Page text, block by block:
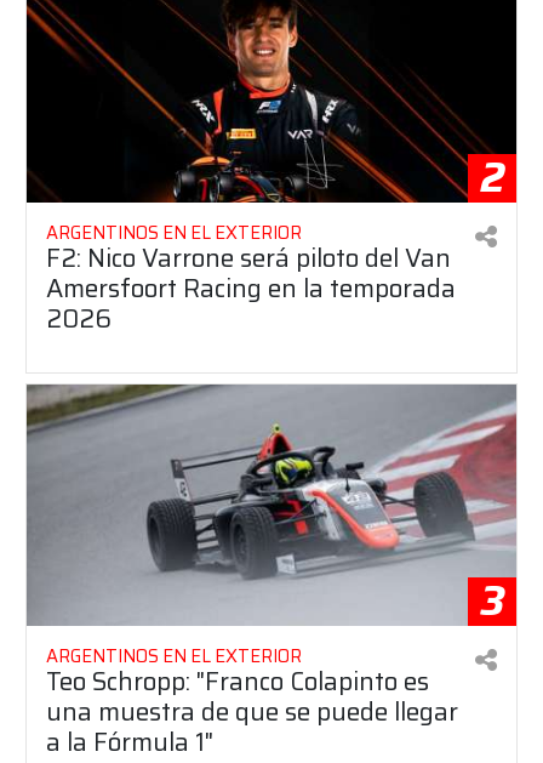
2
ARGENTINOS EN EL EXTERIOR
F2: Nico Varrone será piloto del Van
Amersfoort Racing en la temporada
2026
3
ARGENTINOS EN EL EXTERIOR
Teo Schropp: "Franco Colapinto es
una muestra de que se puede llegar
a la Fórmula 1"